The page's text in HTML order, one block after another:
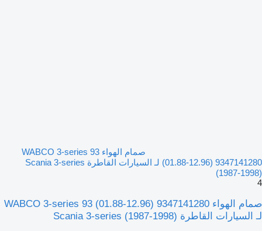
صمام الهواء WABCO 3-series 93
(01.88-12.96) 9347141280 لـ السيارات القاطرة Scania 3-series
(1987-1998)
4
صمام الهواء WABCO 3-series 93 (01.88-12.96) 9347141280
لـ السيارات القاطرة Scania 3-series (1987-1998)